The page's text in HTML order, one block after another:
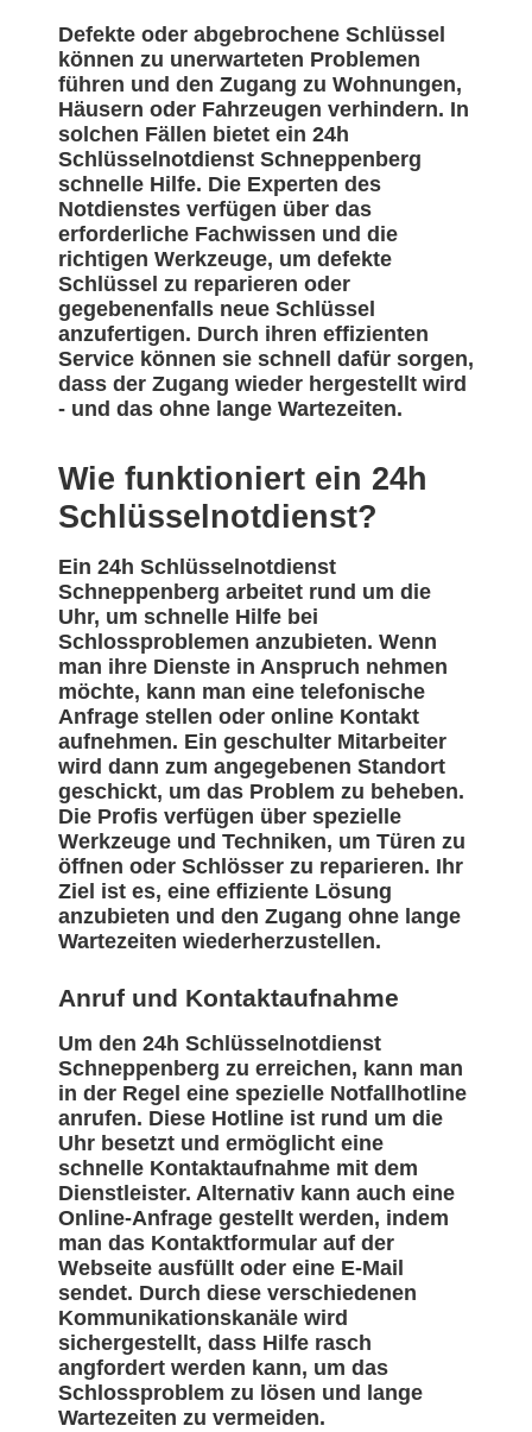
Defekte oder abgebrochene Schlüssel
können zu unerwarteten Problemen
führen und den Zugang zu Wohnungen,
Häusern oder Fahrzeugen verhindern. In
solchen Fällen bietet ein 24h
Schlüsselnotdienst Schneppenberg
schnelle Hilfe. Die Experten des
Notdienstes verfügen über das
erforderliche Fachwissen und die
richtigen Werkzeuge, um defekte
Schlüssel zu reparieren oder
gegebenenfalls neue Schlüssel
anzufertigen. Durch ihren effizienten
Service können sie schnell dafür sorgen,
dass der Zugang wieder hergestellt wird
- und das ohne lange Wartezeiten.
Wie funktioniert ein 24h
Schlüsselnotdienst?
Ein 24h Schlüsselnotdienst
Schneppenberg arbeitet rund um die
Uhr, um schnelle Hilfe bei
Schlossproblemen anzubieten. Wenn
man ihre Dienste in Anspruch nehmen
möchte, kann man eine telefonische
Anfrage stellen oder online Kontakt
aufnehmen. Ein geschulter Mitarbeiter
wird dann zum angegebenen Standort
geschickt, um das Problem zu beheben.
Die Profis verfügen über spezielle
Werkzeuge und Techniken, um Türen zu
öffnen oder Schlösser zu reparieren. Ihr
Ziel ist es, eine effiziente Lösung
anzubieten und den Zugang ohne lange
Wartezeiten wiederherzustellen.
Anruf und Kontaktaufnahme
Um den 24h Schlüsselnotdienst
Schneppenberg zu erreichen, kann man
in der Regel eine spezielle Notfallhotline
anrufen. Diese Hotline ist rund um die
Uhr besetzt und ermöglicht eine
schnelle Kontaktaufnahme mit dem
Dienstleister. Alternativ kann auch eine
Online-Anfrage gestellt werden, indem
man das Kontaktformular auf der
Webseite ausfüllt oder eine E-Mail
sendet. Durch diese verschiedenen
Kommunikationskanäle wird
sichergestellt, dass Hilfe rasch
angfordert werden kann, um das
Schlossproblem zu lösen und lange
Wartezeiten zu vermeiden.